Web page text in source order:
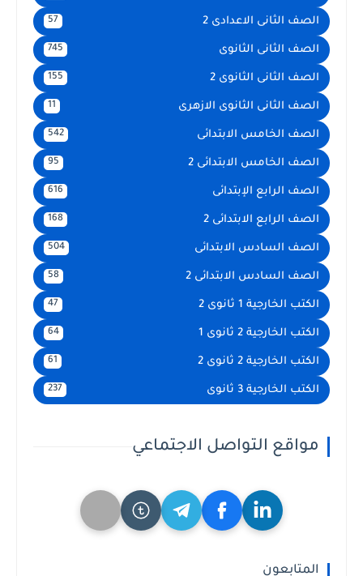
الصف الثانى الاعدادى 2 57
الصف الثانى الثانوى 745
الصف الثانى الثانوى 2 155
الصف الثانى الثانوى الازهرى 11
الصف الخامس الابتدائى 542
الصف الخامس الابتدائى 2 95
الصف الرابع الإبتدائى 616
الصف الرابع الابتدائى 2 168
الصف السادس الابتدائى 504
الصف السادس الابتدائى 2 58
الكتب الخارجية 1 ثانوى 2 47
الكتب الخارجية 2 ثانوى 1 64
الكتب الخارجية 2 ثانوى 2 61
الكتب الخارجية 3 ثانوى 237
مواقع التواصل الاجتماعي
المتابعون